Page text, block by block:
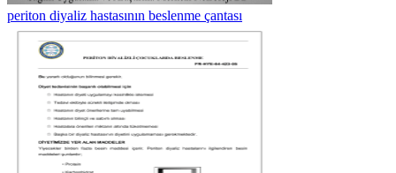
periton diyaliz hastasının beslenme çantası